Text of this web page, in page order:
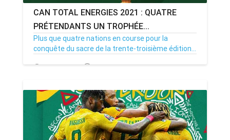
CAN TOTAL ENERGIES 2021 : QUATRE
PRÉTENDANTS UN TROPHÉE...
Plus que quatre nations en course pour la
conquête du sacre de la trente-troisième édition...
31/01/22 Par MenouActu 0